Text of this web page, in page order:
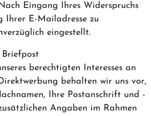
Eingang Ihres Widerspruchs
Ihrer E-Mailadresse zu
eingestellt.
berechtigten Interesses an
behalten wir uns vor,
Ihre Postanschrift und -
Angaben im Rahmen